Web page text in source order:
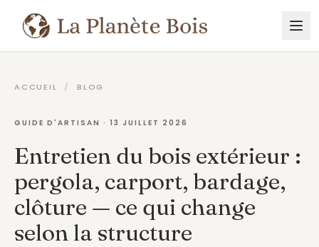
ACCUEIL / BLOG
GUIDE D'ARTISAN · 13 JUILLET 2026
Entretien du bois extérieur :
pergola, carport, bardage,
clôture — ce qui change
selon la structure